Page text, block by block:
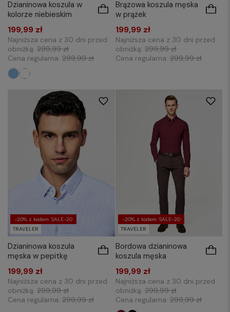
Dzianinowa koszula w
kolorze niebieskim
199,99 zł
Najniższa cena z 30 dni przed
obniżką: 299,99 zł
Cena regularna: 299,99 zł
Brązowa koszula męska
w prążek
199,99 zł
Najniższa cena z 30 dni przed
obniżką:299,99 zł
Cena regularna:299,99 zł
-20% z kodem: SALE-20
TRAVELER
M XXL 3XL
Dzianinowa koszula
męska w pepitkę
199,99 zł
Najniższa cena z 30 dni przed
obniżką: 299,99 zł
Cena regularna: 299,99 zł
-20% z kodem: SALE-20
TRAVELER
3XL
Bordowa dzianinowa
koszula męska
199,99 zł
Najniższa cena z 30 dni przed
obniżką:299,99 zł
Cena regularna:299,99 zł